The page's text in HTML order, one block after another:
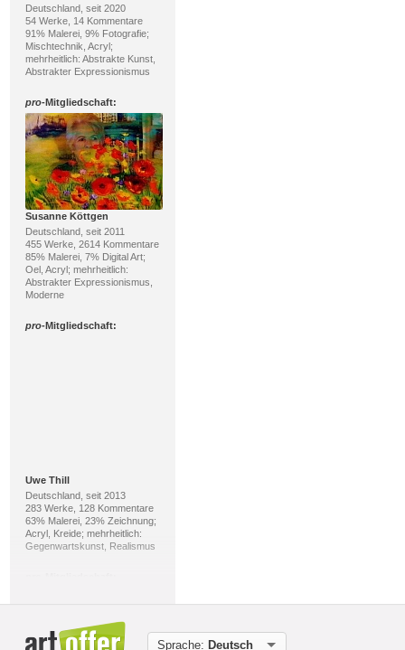
Deutschland, seit 2020
54 Werke, 14 Kommentare
91% Malerei, 9% Fotografie;
Mischtechnik, Acryl;
mehrheitlich: Abstrakte Kunst,
Abstrakter Expressionismus
pro-Mitgliedschaft:
Susanne Köttgen
Deutschland, seit 2011
455 Werke, 2614 Kommentare
85% Malerei, 7% Digital Art;
Oel, Acryl; mehrheitlich:
Abstrakter Expressionismus,
Moderne
pro-Mitgliedschaft:
Uwe Thill
Deutschland, seit 2013
283 Werke, 128 Kommentare
63% Malerei, 23% Zeichnung;
Acryl, Kreide; mehrheitlich:
Gegenwartskunst, Realismus
Sprache: Deutsch